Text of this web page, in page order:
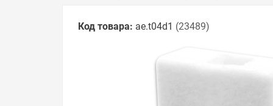
Код товара: ae.t04d1 (23489)